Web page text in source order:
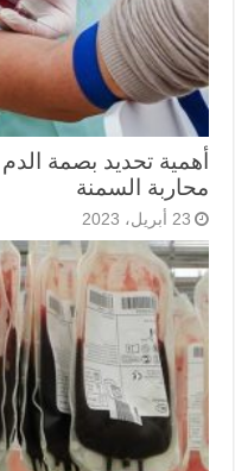
أهمية تحديد بصمة
محاربة السمنة
23 أبريل، 2023